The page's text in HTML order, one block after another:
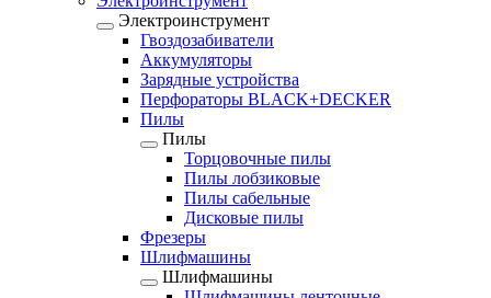
Электроинструмент
Гвоздозабиватели
Аккумуляторы
Зарядные устройства
Перфораторы BLACK+DECKER
Пилы
Пилы
Торцовочные пилы
Пилы лобзиковые
Пилы сабельные
Дисковые пилы
Фрезеры
Шлифмашины
Шлифмашины